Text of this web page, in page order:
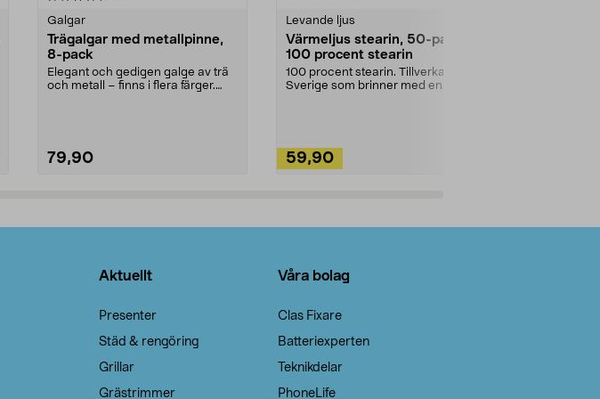
Galgar
Trägalgar med metallpinne,
8-pack
Elegant och gedigen galge av trä
och metall – finns i flera färger.
79,90
Levande ljus
Värmeljus stearin, 50-pack,
100 procent stearin
100 procent stearin. Tillverkade i
Sverige som brinner med en
59,90
Aktuellt
Presenter
Städ & rengöring
Grillar
Grästrimmer
Våra bolag
Clas Fixare
Batteriexperten
Teknikdelar
PhoneLife